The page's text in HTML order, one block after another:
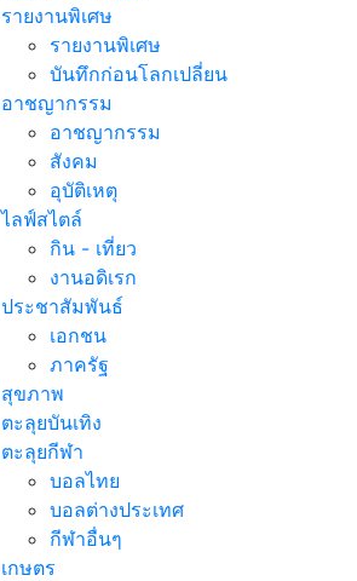
รายงานพิเศษ
รายงานพิเศษ
บันทึกก่อนโลกเปลี่ยน
อาชญากรรม
อาชญากรรม
สังคม
อุบัติเหตุ
ไลฟ์สไตล์
กิน - เที่ยว
งานอดิเรก
ประชาสัมพันธ์
เอกชน
ภาครัฐ
สุขภาพ
ตะลุยบันเทิง
ตะลุยกีฬา
บอลไทย
บอลต่างประเทศ
กีฬาอื่นๆ
เกษตร